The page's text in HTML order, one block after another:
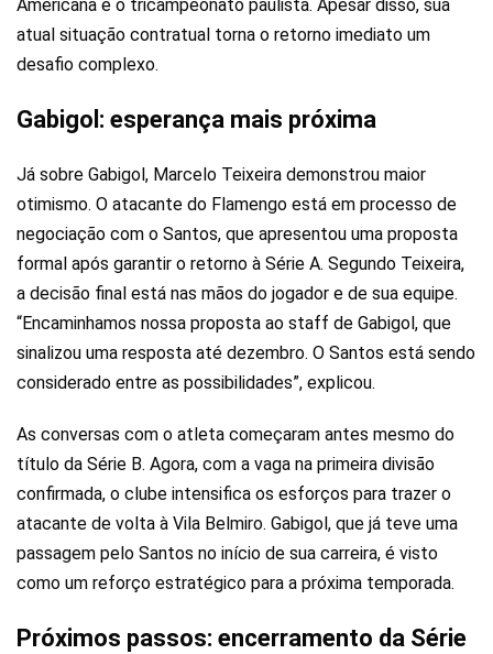
Americana e o tricampeonato paulista. Apesar disso, sua
atual situação contratual torna o retorno imediato um
desafio complexo.
Gabigol: esperança mais próxima
Já sobre Gabigol, Marcelo Teixeira demonstrou maior
otimismo. O atacante do Flamengo está em processo de
negociação com o Santos, que apresentou uma proposta
formal após garantir o retorno à Série A. Segundo Teixeira,
a decisão final está nas mãos do jogador e de sua equipe.
“Encaminhamos nossa proposta ao staff de Gabigol, que
sinalizou uma resposta até dezembro. O Santos está sendo
considerado entre as possibilidades”, explicou.
As conversas com o atleta começaram antes mesmo do
título da Série B. Agora, com a vaga na primeira divisão
confirmada, o clube intensifica os esforços para trazer o
atacante de volta à Vila Belmiro. Gabigol, que já teve uma
passagem pelo Santos no início de sua carreira, é visto
como um reforço estratégico para a próxima temporada.
Próximos passos: encerramento da Série